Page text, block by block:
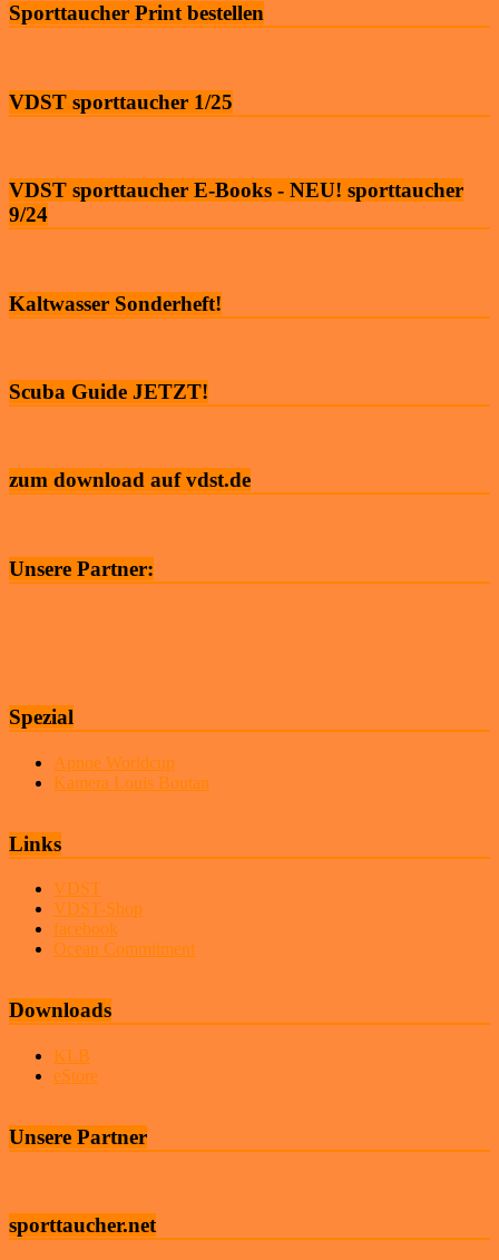
Sporttaucher Print bestellen
VDST sporttaucher 1/25
VDST sporttaucher E-Books - NEU! sporttaucher
9/24
Kaltwasser Sonderheft!
Scuba Guide JETZT!
zum download auf vdst.de
Unsere Partner:
Spezial
Apnoe Worldcup
Kamera Louis Boutan
Links
VDST
VDST-Shop
facebook
Ocean Commitment
Downloads
KLB
eStore
Unsere Partner
sporttaucher.net